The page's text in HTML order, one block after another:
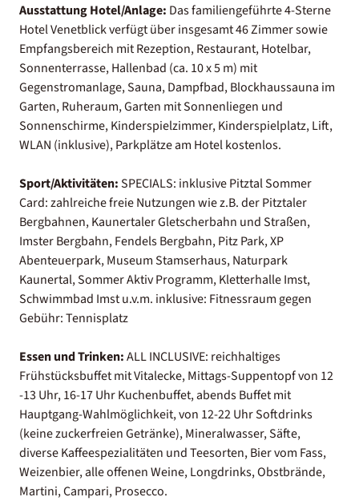
Ausstattung Hotel/Anlage: Das familiengeführte 4-Sterne
Hotel Venetblick verfügt über insgesamt 46 Zimmer sowie
Empfangsbereich mit Rezeption, Restaurant, Hotelbar,
Sonnenterrasse, Hallenbad (ca. 10 x 5 m) mit
Gegenstromanlage, Sauna, Dampfbad, Blockhaussauna im
Garten, Ruheraum, Garten mit Sonnenliegen und
Sonnenschirme, Kinderspielzimmer, Kinderspielplatz, Lift,
WLAN (inklusive), Parkplätze am Hotel kostenlos.
Sport/Aktivitäten:SPECIALS: inklusive Pitztal Sommer
Card: zahlreiche freie Nutzungen wie z.B. der Pitztaler
Bergbahnen, Kaunertaler Gletscherbahn und Straßen,
Imster Bergbahn, Fendels Bergbahn, Pitz Park, XP
Abenteuerpark, Museum Stamserhaus, Naturpark
Kaunertal, Sommer Aktiv Programm, Kletterhalle Imst,
Schwimmbad Imst u.v.m. inklusive: Fitnessraum gegen
Gebühr: Tennisplatz
Essen und Trinken:ALL INCLUSIVE: reichhaltiges
Frühstücksbuffet mit Vitalecke, Mittags-Suppentopf von 12
-13 Uhr, 16-17 Uhr Kuchenbuffet, abends Buffet mit
Hauptgang-Wahlmöglichkeit, von 12-22 Uhr Softdrinks
(keine zuckerfreien Getränke), Mineralwasser, Säfte,
diverse Kaffeespezialitäten und Teesorten, Bier vom Fass,
Weizenbier, alle offenen Weine, Longdrinks, Obstbrände,
Martini, Campari, Prosecco.